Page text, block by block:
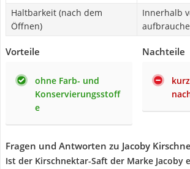
Haltbarkeit (nach dem
Öffnen)
Innerhalb
Vorteile
ohne Farb- und
Konservierungsstoff
e
Nachteile
Fragen und Antworten zu Jacoby
Ist der Kirschnektar-Saft der Marke Jacoby